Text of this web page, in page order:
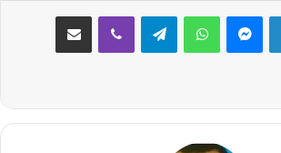
لينكدإن ماسنجر واتساب تيلقرام ڤايبر مشاركة عبر البريد